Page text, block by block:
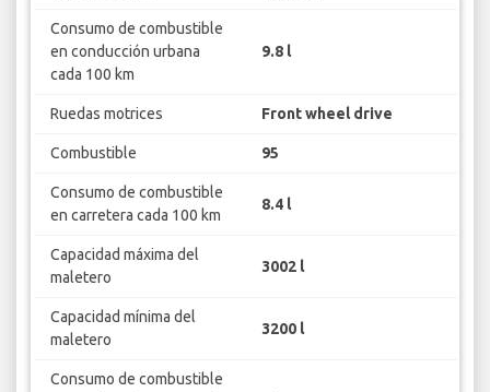
Consumo de combustible
en conducción urbana
cada 100 km
9.8 l
Ruedas motrices Front wheel drive
Combustible 95
Consumo de combustible
en carretera cada 100 km
8.4 l
Capacidad máxima del
maletero
3002 l
Capacidad mínima del
maletero
3200 l
Consumo de combustible